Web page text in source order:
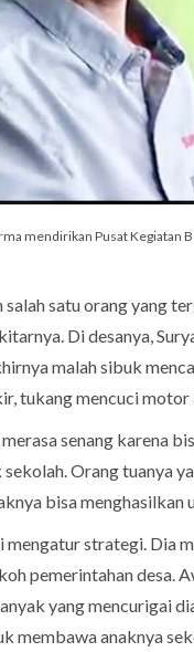
mendirikan Pusat Kegiatan
salah satu orang yang
Di desanya,
malah sibuk
tukang mencuci
senang karena
Orang tuanya
bisa
mengatur strategi. Dia
pemerintahan desa.
yang mencurigai
membawa anaknya